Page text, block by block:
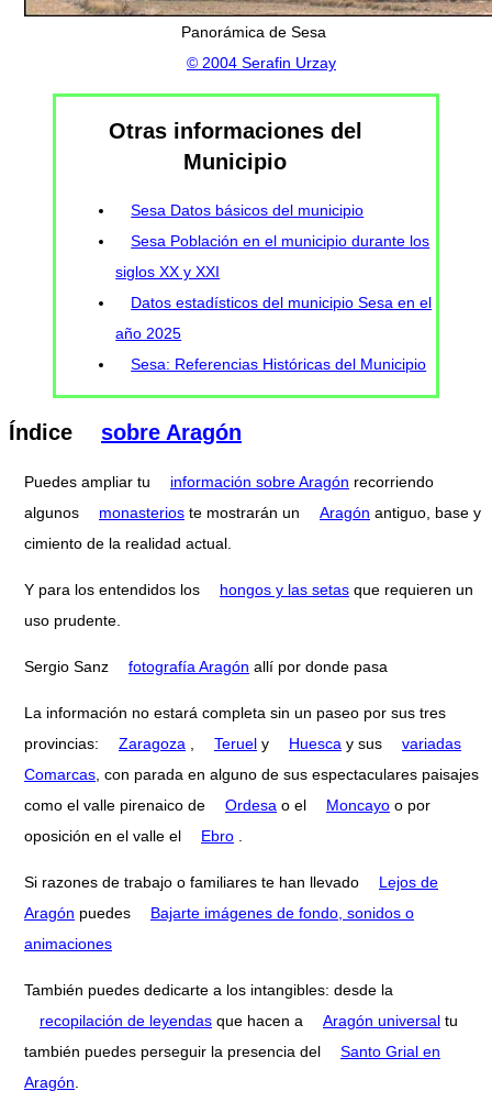
Panorámica de Sesa
© 2004 Serafin Urzay
Otras informaciones del
Municipio
Sesa Datos básicos del municipio
Sesa Población en el municipio durante los
siglos XX y XXI
Datos estadísticos del municipio Sesa en el
año 2025
Sesa: Referencias Históricas del Municipio
Índice sobre Aragón
Puedes ampliar tu información sobre Aragón recorriendo
algunos
monasterios te mostrarán un Aragón antiguo, base y
cimiento de la realidad actual.
Y para los entendidos los hongos y las setas que requieren un
uso prudente.
Sergio Sanz fotografía Aragón allí por donde pasa
La información no estará completa sin un paseo por sus tres
provincias:
Zaragoza Teruel y Huesca y sus
variadas
Comarcas , con parada en alguno de sus espectaculares paisajes
como el valle pirenaico de
Ordesa o el Moncayo o por
oposición en el valle el
Ebro
Si razones de trabajo o familiares te han llevado
Lejos de
Aragón puedes
Bajarte imágenes de fondo, sonidos o
animaciones
También puedes dedicarte a los intangibles: desde la
recopilación de leyendas que hacen a Aragón universal tu
también puedes perseguir la presencia del
Santo Grial en
Aragón